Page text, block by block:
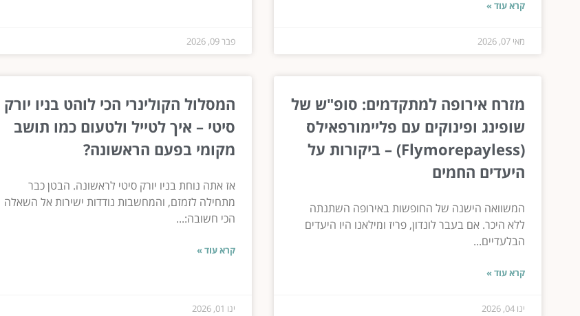
קרא עוד »
מאי 07, 2026 פבר 09, 2026
מזרח אירופה למתקדמים: סופ"ש של
שופינג ופינוקים עם פליימורפאילס
(Flymorepayless) – ביקורות על
היעדים החמים
המשוואה הישנה של החופשות באירופה השתנתה
ללא היכר. אם בעבר לונדון, פריז ומילאנו היו היעדים
הבלעדיים...
קרא עוד »
ינו 04, 2026
המסלול הקולינרי הכי לוהט בניו יורק
סיטי – איך לטייל ולטעום כמו תושב
מקומי בפעם הראשונה?
אז אתה נוחת בניו יורק סיטי לראשונה. הבטן כבר
מתחילה לזמזם, והמחשבות נודדות ישירות אל השאלה
הכי חשובה:...
קרא עוד »
ינו 01, 2026